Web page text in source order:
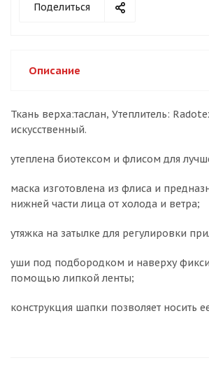
Поделиться
Описание
Ткань верха:таслан, Утеплитель:
искусственный.
утеплена биотексом и флисом для
маска изготовлена из флиса и
нижней части лица от холода и ветра;
утяжка на затылке для регулировки
уши под подбородком и наверху
помощью липкой ленты;
конструкция шапки позволяет носить